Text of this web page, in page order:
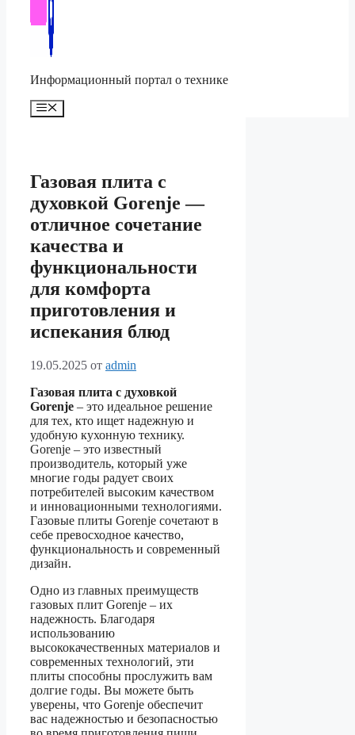
Информационный портал о технике
Меню
Газовая плита с
духовкой Gorenje —
отличное сочетание
качества и
функциональности
для комфорта
приготовления и
испекания блюд
19.05.2025 от admin
Газовая плита с духовкой
Gorenje – это идеальное решение
для тех, кто ищет надежную и
удобную кухонную технику.
Gorenje – это известный
производитель, который уже
многие годы радует своих
потребителей высоким качеством
и инновационными технологиями.
Газовые плиты Gorenje сочетают в
себе превосходное качество,
функциональность и современный
дизайн.
Одно из главных преимуществ
газовых плит Gorenje – их
надежность. Благодаря
использованию
высококачественных материалов и
современных технологий, эти
плиты способны прослужить вам
долгие годы. Вы можете быть
уверены, что Gorenje обеспечит
вас надежностью и безопасностью